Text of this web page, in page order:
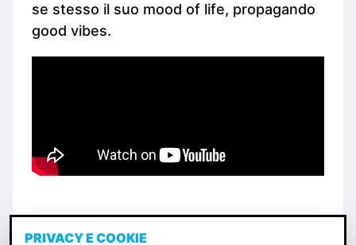
se stesso il suo mood of life, propagando
good vibes.
PRIVACY E COOKIE